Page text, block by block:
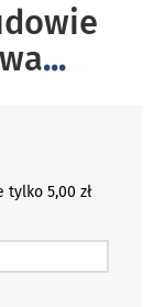
...
tylko 5,00 zł